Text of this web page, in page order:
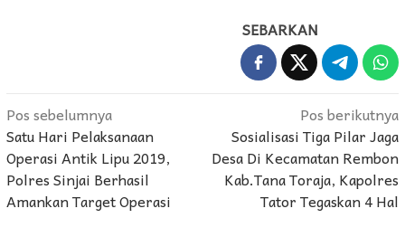
SEBARKAN
Navigasi
pos
Pos sebelumnya
Satu Hari Pelaksanaan
Operasi Antik Lipu 2019,
Polres Sinjai Berhasil
Amankan Target Operasi
Pos berikutnya
Sosialisasi Tiga Pilar Jaga
Desa Di Kecamatan Rembon
Kab.Tana Toraja, Kapolres
Tator Tegaskan 4 Hal